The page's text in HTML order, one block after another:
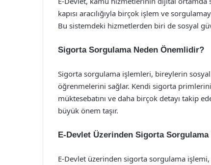
kapısı aracılığıyla birçok işlem ve
Bu sistemdeki hizmetlerden biri de sosyal
Sigorta Sorgulama Neden Önemlidir?
Sigorta sorgulama işlemleri, bireylerin sosyal
öğrenmelerini sağlar. Kendi sigorta
müktesebatını ve daha birçok detayı takip
büyük önem taşır.
E-Devlet Üzerinden Sigorta Sorgulama
E-Devlet üzerinden sigorta sorgulama işlemi,